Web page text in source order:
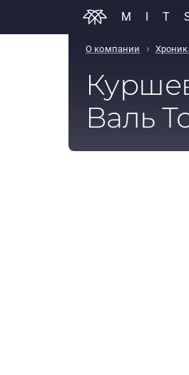
О компании ›
Валь